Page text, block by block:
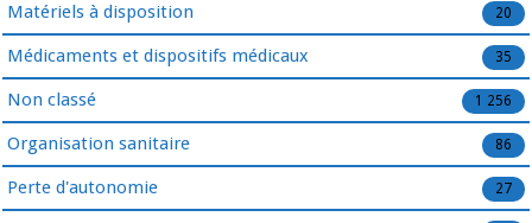
Matériels à disposition 20
Médicaments et dispositifs médicaux 35
Non classé 1 256
Organisation sanitaire 86
Perte d'autonomie 27